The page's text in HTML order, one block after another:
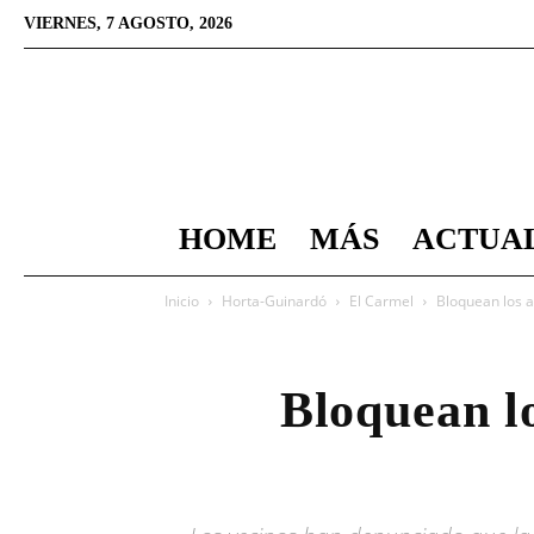
VIERNES, 7 AGOSTO, 2026
HOME MÁS
Inicio Horta-Guinardó El Carmel Bloquean los
Bloquean